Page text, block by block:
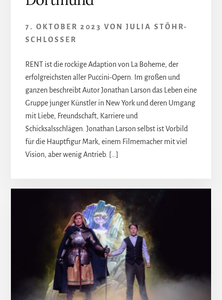
7. OKTOBER 2023 VON JULIA STÖHR-
SCHLOSSER
RENT ist die rockige Adaption von La Boheme, der
erfolgreichsten aller Puccini-Opern. Im großen und
ganzen beschreibt Autor Jonathan Larson das Leben eine
Gruppe junger Künstler in New York und deren Umgang
mit Liebe, Freundschaft, Karriere und
Schicksalsschlägen. Jonathan Larson selbst ist Vorbild
für die Hauptfigur Mark, einem Filmemacher mit viel
Vision, aber wenig Antrieb. […]